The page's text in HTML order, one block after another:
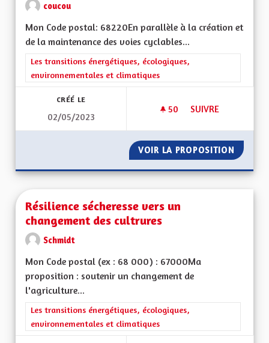
coucou
Mon Code postal: 68220En parallèle à la création et
de la maintenance des voies cyclables...
Filtrer les résultats de la catégorie : Les transitions
Les transitions énergétiques, écologiques,
environnementales et climatiques
CRÉÉ LE
02/05/2023
50 50 ABONNÉS
SUIVRE
VOIR LA PROPOSITION
Résilience sécheresse vers un
changement des cultrures
Schmidt
Mon Code postal (ex : 68 000) : 67000Ma
proposition : soutenir un changement de
l'agriculture...
Filtrer les résultats de la catégorie : Les transitions
Les transitions énergétiques, écologiques,
environnementales et climatiques